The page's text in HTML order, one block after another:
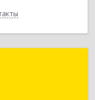
г, Ульяновская